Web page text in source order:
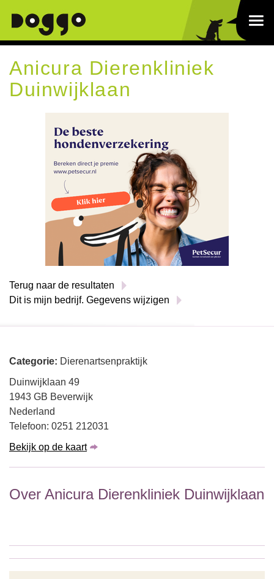
Anicura Dierenkliniek
Duinwijklaan
Terug naar de resultaten
Dit is mijn bedrijf. Gegevens wijzigen
Categorie: Dierenartsenpraktijk
Duinwijklaan 49
1943 GB Beverwijk
Nederland
Telefoon: 0251 212031
Bekijk op de kaart
Over Anicura Dierenkliniek Duinwijklaan